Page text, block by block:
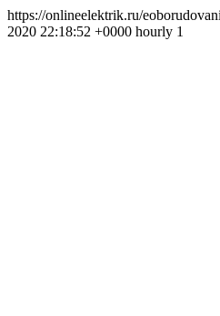
https://onlineelektrik.ru/
2020 22:18:52 +0000 hourly 1